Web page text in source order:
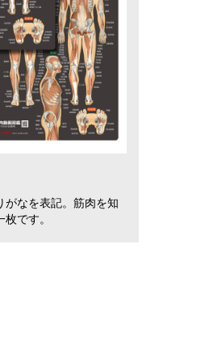
がなを表記。筋肉を知
です。